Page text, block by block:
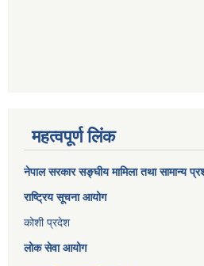
महत्वपूर्ण लिंक
नेपाल सरकारसङ्घीय मामिला तथा सामान्य
राष्ट्रिय सूचना आयोग
कोशी प्रदेश
लोक सेवा आयोग